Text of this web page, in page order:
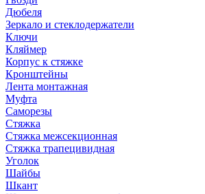
Дюбеля
Зеркало и стеклодержатели
Ключи
Кляймер
Корпус к стяжке
Кронштейны
Лента монтажная
Муфта
Саморезы
Стяжка
Стяжка межсекционная
Стяжка трапецивидная
Уголок
Шайбы
Шкант